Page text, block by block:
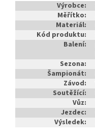
Výrobce:
Měřítko:
Materiál:
Kód produktu:
Balení:
Sezona:
Šampionát:
Závod:
Soutěžící:
Vůz:
Jezdec:
Výsledek: